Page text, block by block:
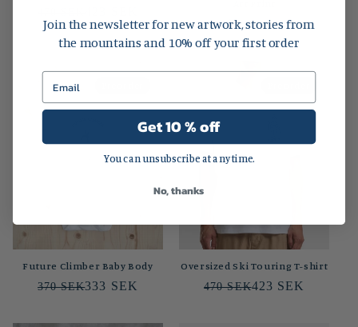
Ordinarie
pris
Från 590 SEK
Future Climber Baby Body
333 SEK
370 SEK
Oversized Ski Touring T-shirt
423 SEK
470 SEK
Join the newsletter for new artwork, stories from
the mountains and 10% off your first order
Get 10 % off
You can unsubscribe at any time.
No, thanks